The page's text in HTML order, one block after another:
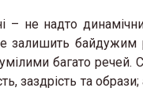
не надто
залишить байдужим
багато
заздрість та